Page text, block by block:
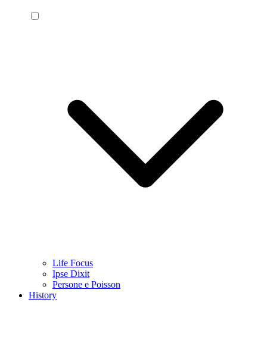
Life Focus
Ipse Dixit
Persone e Poisson
History